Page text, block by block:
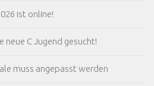
ist online!
neue C Jugend gesucht!
muss angepasst werden